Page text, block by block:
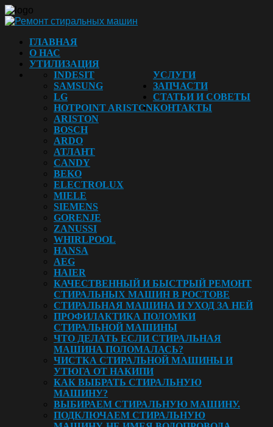
ГЛАВНАЯ
О НАС
УТИЛИЗАЦИЯ
УСЛУГИ
INDESIT
SAMSUNG
LG
HOTPOINT ARISTON
ARISTON
BOSCH
ARDO
АТЛАНТ
CANDY
BEKO
ELECTROLUX
MIELE
SIEMENS
GORENJE
ZANUSSI
WHIRLPOOL
HANSA
AEG
HAIER
ЗАПЧАСТИ
СТАТЬИ И СОВЕТЫ
КАЧЕСТВЕННЫЙ И БЫСТРЫЙ РЕМОНТ
СТИРАЛЬНЫХ МАШИН В РОСТОВЕ
СТИРАЛЬНАЯ МАШИНА И УХОД ЗА НЕЙ
ПРОФИЛАКТИКА ПОЛОМКИ
СТИРАЛЬНОЙ МАШИНЫ
ЧТО ДЕЛАТЬ ЕСЛИ СТИРАЛЬНАЯ
МАШИНА ПОЛОМАЛАСЬ?
ЧИСТКА СТИРАЛЬНОЙ МАШИНЫ И
УТЮГА ОТ НАКИПИ
КАК ВЫБРАТЬ СТИРАЛЬНУЮ
МАШИНУ?
ВЫБИРАЕМ СТИРАЛЬНУЮ МАШИНУ.
ПОДКЛЮЧАЕМ СТИРАЛЬНУЮ
КОНТАКТЫ